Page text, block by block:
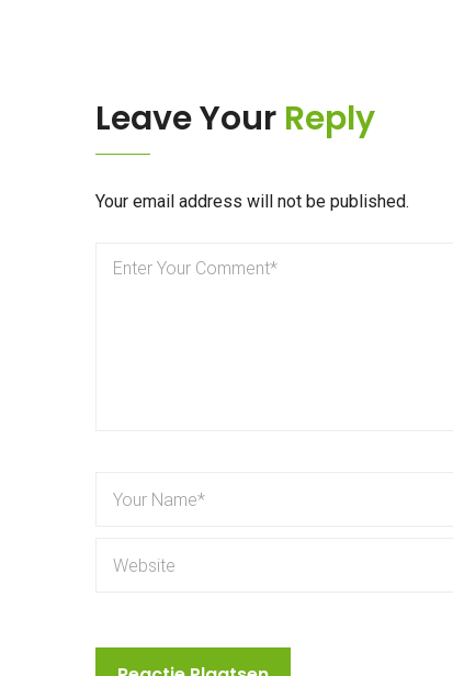
Leave Your Reply
Your email address will not be published.